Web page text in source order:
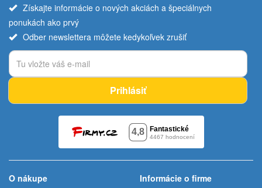
Získajte informácie o nových akciách a špeciálnych
ponukách ako prvý
Odber newslettera môžete kedykoľvek zrušiť
Prihlásiť
O nákupe
Informácie o firme